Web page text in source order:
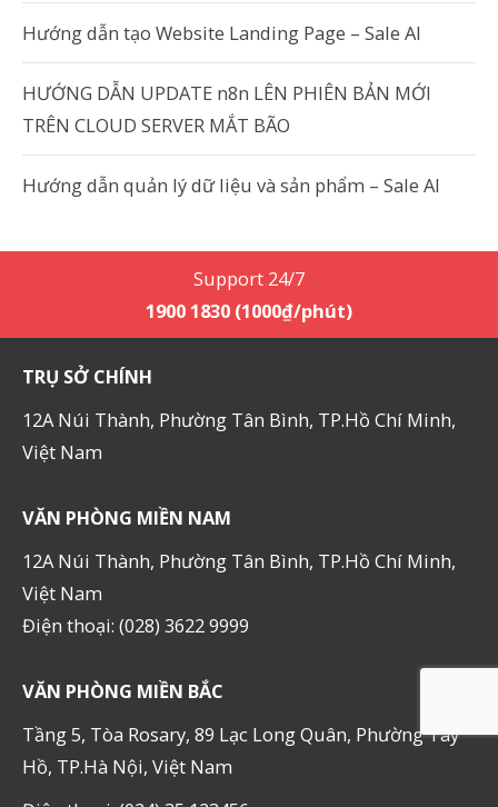
Hướng dẫn tạo Website Landing Page – Sale AI
HƯỚNG DẪN UPDATE n8n LÊN PHIÊN BẢN MỚI
TRÊN CLOUD SERVER MẮT BÃO
Hướng dẫn quản lý dữ liệu và sản phẩm – Sale AI
Support 24/7
1900 1830 (1000₫/phút)
TRỤ SỞ CHÍNH
12A Núi Thành, Phường Tân Bình, TP.Hồ Chí Minh,
Việt Nam
VĂN PHÒNG MIỀN NAM
12A Núi Thành, Phường Tân Bình, TP.Hồ Chí Minh,
Việt Nam
Điện thoại: (028) 3622 9999
VĂN PHÒNG MIỀN BẮC
Tầng 5, Tòa Rosary, 89 Lạc Long Quân, Phường Tây
Hồ, TP.Hà Nội, Việt Nam